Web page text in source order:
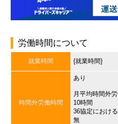
労働時間について
就業時間 {就業時間}
時間外労働時間
あり
月平均時間外
10時間
36協定におけ
無